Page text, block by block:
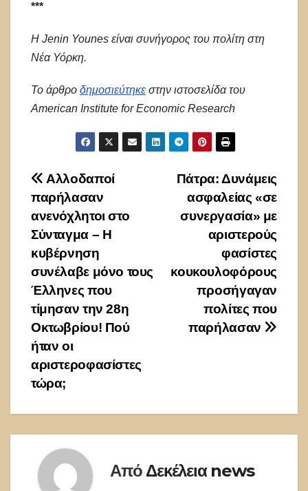
***
Η Jenin Younes είναι συνήγορος του πολίτη στη
Νέα Υόρκη.
Το άρθρο δημοσιεύτηκε στην ιστοσελίδα του
American Institute for Economic Research
Πλοήγηση
άρθρων
Πάτρα: Δυνάμεις
ασφαλείας «σε
συνεργασία» με
αριστερούς
φασίστες
κουκουλοφόρους
προσήγαγαν
πολίτες που
παρήλασαν
Αλλοδαποί
παρήλασαν
ανενόχλητοι στο
Σύνταγμα – Η
κυβέρνηση
συνέλαβε μόνο τους
Έλληνες που
τίμησαν την 28η
Οκτωβρίου! Πού
ήταν οι
αριστεροφασίστες
τώρα;
Από Δεκέλεια news